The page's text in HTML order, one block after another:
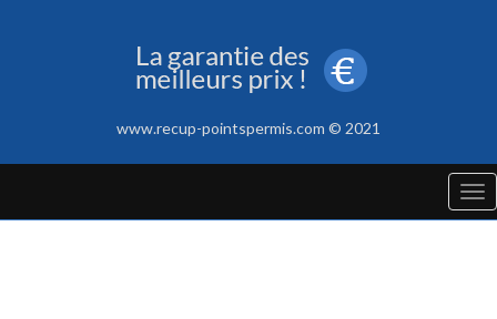
www.recup-pointspermis.com © 2021